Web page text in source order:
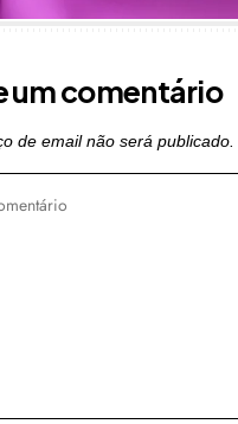
um comentário
de email não será publicado.